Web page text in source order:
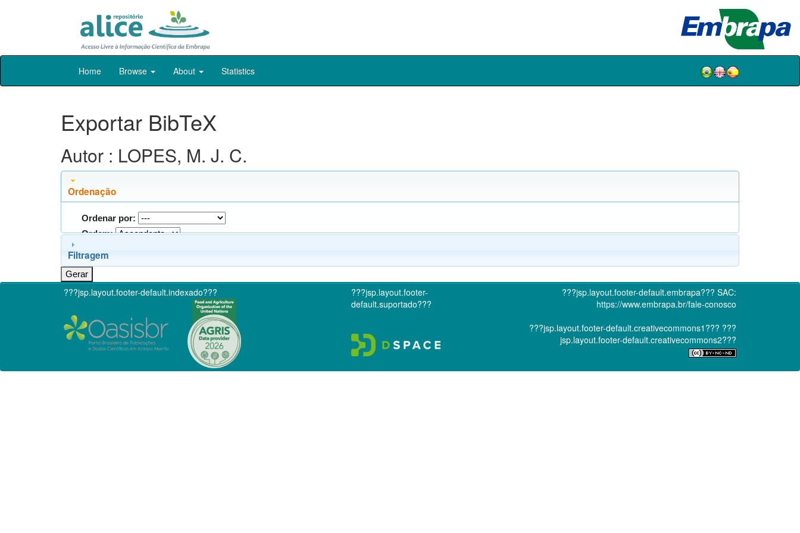
Skip
Home Browse About Statistics
Exportar BibTeX
Autor : LOPES, M. J. C.
Ordenação
Ordenar por:
Ordem:
Filtragem
???jsp.layout.footer-default.indexado???
???jsp.layout.footer-
default.suportado???
???jsp.layout.footer-default.embrapa??? SAC:
https://www.embrapa.br/fale-conosco
???jsp.layout.footer-default.creativecommons1??? ???
jsp.layout.footer-default.creativecommons2???